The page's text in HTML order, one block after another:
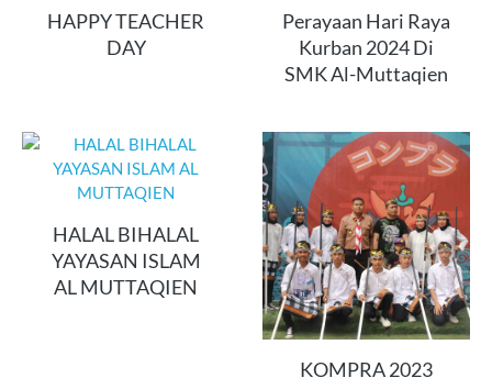
HAPPY TEACHER
DAY
Perayaan Hari Raya
Kurban 2024 Di
SMK Al-Muttaqien
HALAL BIHALAL
YAYASAN ISLAM
AL MUTTAQIEN
KOMPRA 2023